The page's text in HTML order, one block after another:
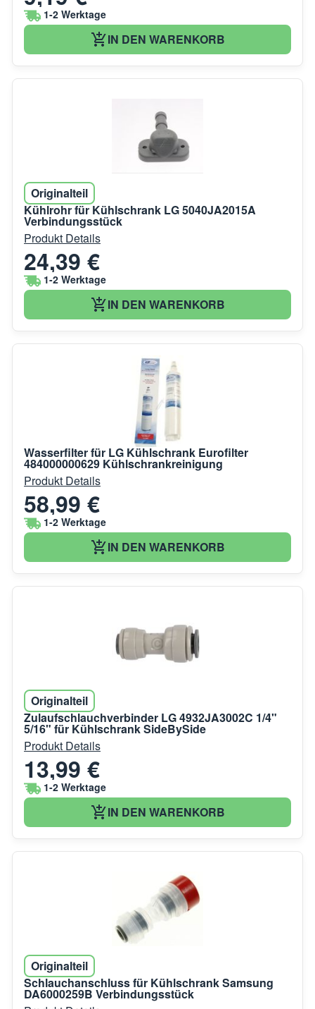
1-2 Werktage
IN DEN WARENKORB
Originalteil
Kühlrohr für Kühlschrank LG 5040JA2015A
Verbindungsstück
Produkt Details
24,39 €
1-2 Werktage
IN DEN WARENKORB
Wasserfilter für LG Kühlschrank Eurofilter
484000000629 Kühlschrankreinigung
Produkt Details
58,99 €
1-2 Werktage
IN DEN WARENKORB
Originalteil
Zulaufschlauchverbinder LG 4932JA3002C 1/4"
5/16" für Kühlschrank SideBySide
Produkt Details
13,99 €
1-2 Werktage
IN DEN WARENKORB
Originalteil
Schlauchanschluss für Kühlschrank Samsung
DA6000259B Verbindungsstück